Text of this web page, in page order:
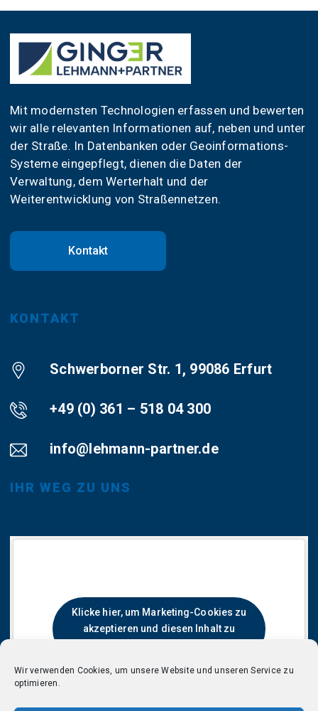
Wir verwenden Cookies, um unsere Website und unseren Service zu
optimieren.
Mit modernsten Technologien erfassen und bewerten
wir alle relevanten Informationen auf, neben und unter
der Straße. In Datenbanken oder Geoinformations-
Systeme eingepflegt, dienen die Daten der
Verwaltung, dem Werterhalt und der
Weiterentwicklung von Straßennetzen.
Kontakt
KONTAKT
Schwerborner Str. 1, 99086 Erfurt
+49 (0) 361 – 518 04 300
info@lehmann-partner.de
IHR WEG ZU UNS
Klicke hier, um Marketing-Cookies zu
akzeptieren und diesen Inhalt zu